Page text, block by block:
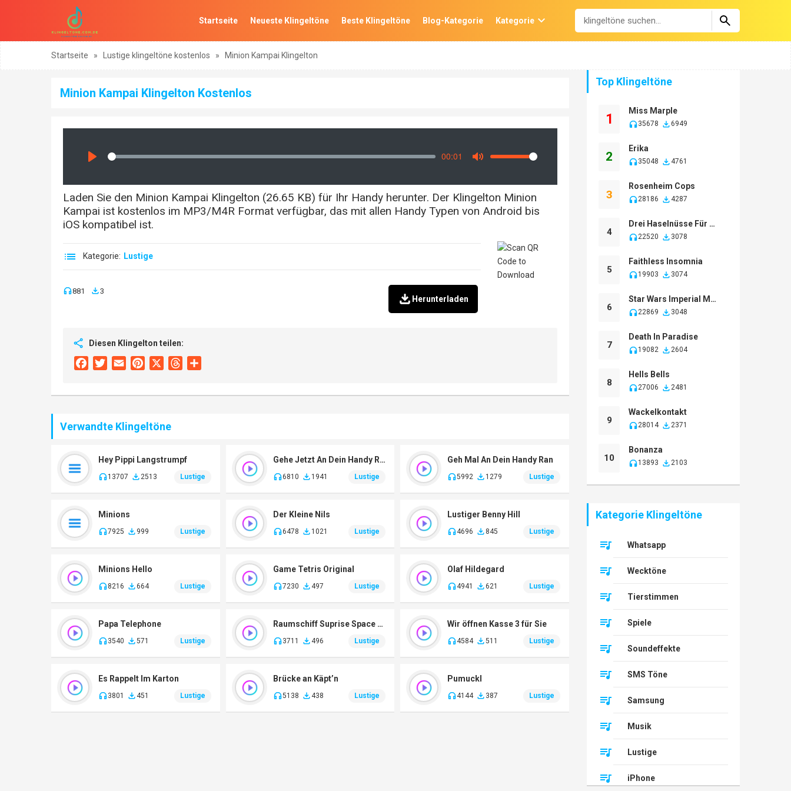
Startseite Neueste Klingeltöne Beste Klingeltöne Blog-Kategorie Kategorie
Startseite » Lustige klingeltöne kostenlos » Minion Kampai Klingelton
Minion Kampai Klingelton Kostenlos
Seek
00:01
Volume
Laden Sie den Minion Kampai Klingelton (26.65 KB) für Ihr Handy herunter. Der Klingelton Minion
Kampai ist kostenlos im MP3/M4R Format verfügbar, das mit allen Handy Typen von Android bis
iOS kompatibel ist.
Kategorie: Lustige
881 3
Herunterladen
Diesen Klingelton teilen:
FacebookTwitterEmail Pinterest Threads
Verwandte Klingeltöne
Hey Pippi Langstrumpf
13707 2513 Lustige
Gehe Jetzt An Dein Handy Ran
6810 1941 Lustige
Geh Mal An Dein Handy Ran
5992 1279 Lustige
Minions
7925 999 Lustige
Der Kleine Nils
6478 1021 Lustige
Lustiger Benny Hill
4696 845 Lustige
Minions Hello
8216 664 Lustige
Game Tetris Original
7230 497 Lustige
Olaf Hildegard
4941 621 Lustige
Papa Telephone
3540 571 Lustige
Raumschiff Suprise Space Taxi
3711 496 Lustige
Wir öffnen Kasse 3 für Sie
4584 511 Lustige
Es Rappelt Im Karton
3801 451 Lustige
Brücke an Käpt’n
5138 438 Lustige
Pumuckl
4144 387 Lustige
Top Klingeltöne
1
Miss Marple
35678 6949
2
Erika
35048 4761
3
Rosenheim Cops
28186 4287
4
Drei Haselnüsse Für Aschenbrödel
22520 3078
5
Faithless Insomnia
19903 3074
6
Star Wars Imperial March
22869 3048
7
Death In Paradise
19082 2604
8
Hells Bells
27006 2481
9
Wackelkontakt
28014 2371
10
Bonanza
13893 2103
Kategorie Klingeltöne
Whatsapp
Wecktöne
Tierstimmen
Spiele
Soundeffekte
SMS Töne
Samsung
Musik
Lustige
iPhone